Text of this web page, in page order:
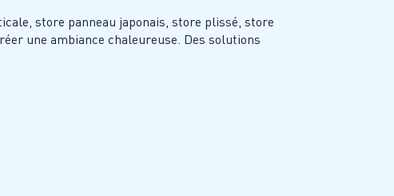
store panneau japonais, store plissé, store
une ambiance chaleureuse. Des solutions